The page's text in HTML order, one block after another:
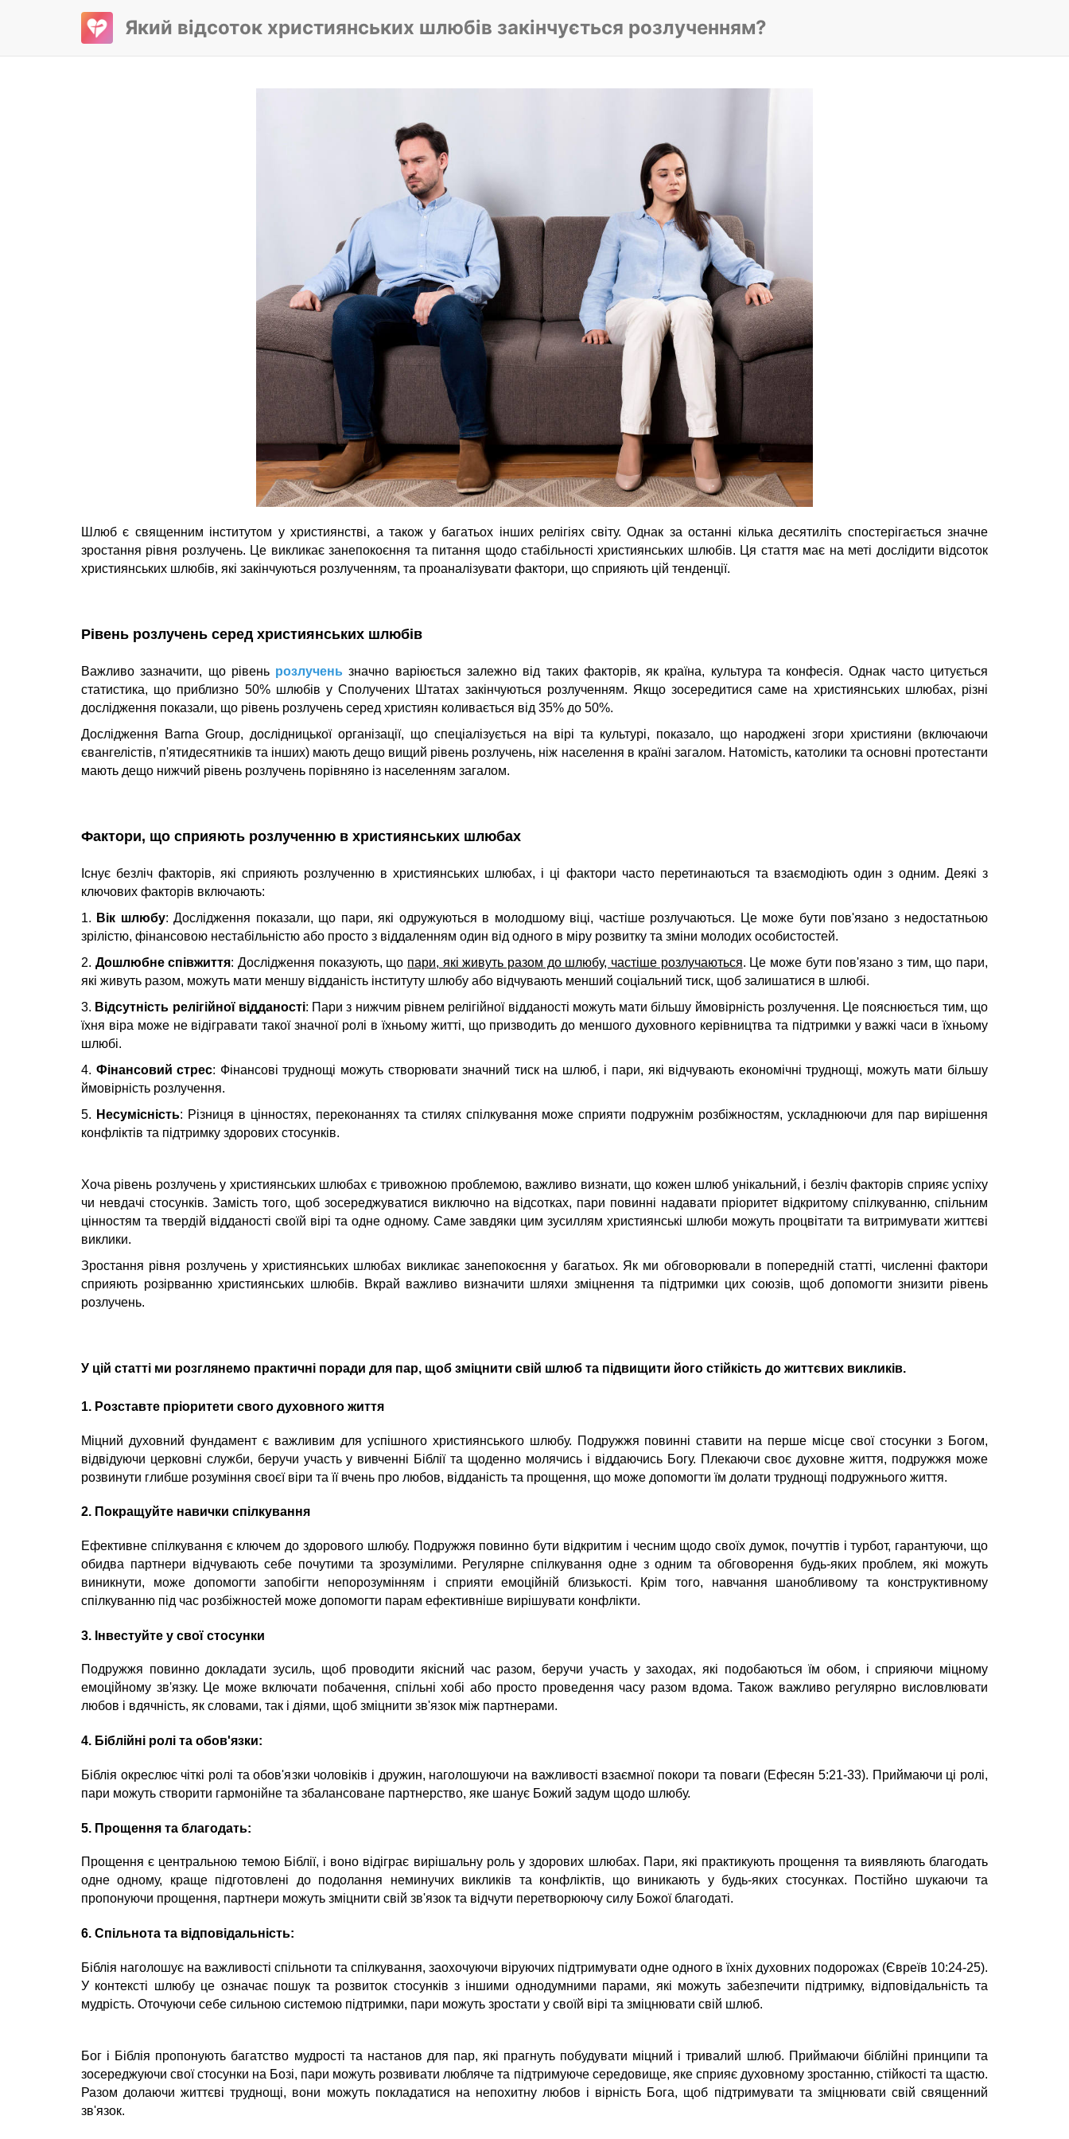
Який відсоток християнських шлюбів закінчується розлученням?
Шлюб є ​​священним інститутом у християнстві, а також у багатьох інших релігіях світу. Однак за останні кілька десятиліть спостерігається значне
зростання рівня розлучень. Це викликає занепокоєння та питання щодо стабільності християнських шлюбів. Ця стаття має на меті дослідити відсоток
християнських шлюбів, які закінчуються розлученням, та проаналізувати фактори, що сприяють цій тенденції.
Рівень розлучень серед християнських шлюбів
Важливо зазначити, що рівень розлучень значно варіюється залежно від таких факторів, як країна, культура та конфесія. Однак часто цитується
статистика, що приблизно 50% шлюбів у Сполучених Штатах закінчуються розлученням. Якщо зосередитися саме на християнських шлюбах, різні
дослідження показали, що рівень розлучень серед християн коливається від 35% до 50%.
Дослідження Barna Group, дослідницької організації, що спеціалізується на вірі та культурі, показало, що народжені згори християни (включаючи
євангелістів, п'ятидесятників та інших) мають дещо вищий рівень розлучень, ніж населення в країні загалом. Натомість, католики та основні протестанти
мають дещо нижчий рівень розлучень порівняно із населенням загалом.
Фактори, що сприяють розлученню в християнських шлюбах
Існує безліч факторів, які сприяють розлученню в християнських шлюбах, і ці фактори часто перетинаються та взаємодіють один з одним. Деякі з
ключових факторів включають:
1. Вік шлюбу: Дослідження показали, що пари, які одружуються в молодшому віці, частіше розлучаються. Це може бути пов'язано з недостатньою
зрілістю, фінансовою нестабільністю або просто з віддаленням один від одного в міру розвитку та зміни молодих особистостей.
2. Дошлюбне співжиття: Дослідження показують, що пари, які живуть разом до шлюбу, частіше розлучаються. Це може бути пов'язано з тим, що пари,
які живуть разом, можуть мати меншу відданість інституту шлюбу або відчувають менший соціальний тиск, щоб залишатися в шлюбі.
3. Відсутність релігійної відданості: Пари з нижчим рівнем релігійної відданості можуть мати більшу ймовірність розлучення. Це пояснюється тим, що
їхня віра може не відігравати такої значної ролі в їхньому житті, що призводить до меншого духовного керівництва та підтримки у важкі часи в їхньому
шлюбі.
4. Фінансовий стрес: Фінансові труднощі можуть створювати значний тиск на шлюб, і пари, які відчувають економічні труднощі, можуть мати більшу
ймовірність розлучення.
5. Несумісність: Різниця в цінностях, переконаннях та стилях спілкування може сприяти подружнім розбіжностям, ускладнюючи для пар вирішення
конфліктів та підтримку здорових стосунків.
Хоча рівень розлучень у християнських шлюбах є тривожною проблемою, важливо визнати, що кожен шлюб унікальний, і безліч факторів сприяє успіху
чи невдачі стосунків. Замість того, щоб зосереджуватися виключно на відсотках, пари повинні надавати пріоритет відкритому спілкуванню, спільним
цінностям та твердій відданості своїй вірі та одне одному. Саме завдяки цим зусиллям християнські шлюби можуть процвітати та витримувати життєві
виклики.
Зростання рівня розлучень у християнських шлюбах викликає занепокоєння у багатьох. Як ми обговорювали в попередній статті, численні фактори
сприяють розірванню християнських шлюбів. Вкрай важливо визначити шляхи зміцнення та підтримки цих союзів, щоб допомогти знизити рівень
розлучень.
У цій статті ми розглянемо практичні поради для пар, щоб зміцнити свій шлюб та підвищити його стійкість до життєвих викликів.
1. Розставте пріоритети свого духовного життя
Міцний духовний фундамент є важливим для успішного християнського шлюбу. Подружжя повинні ставити на перше місце свої стосунки з Богом,
відвідуючи церковні служби, беручи участь у вивченні Біблії та щоденно молячись і віддаючись Богу. Плекаючи своє духовне життя, подружжя може
розвинути глибше розуміння своєї віри та її вчень про любов, відданість та прощення, що може допомогти їм долати труднощі подружнього життя.
2. Покращуйте навички спілкування
Ефективне спілкування є ключем до здорового шлюбу. Подружжя повинно бути відкритим і чесним щодо своїх думок, почуттів і турбот, гарантуючи, що
обидва партнери відчувають себе почутими та зрозумілими. Регулярне спілкування одне з одним та обговорення будь-яких проблем, які можуть
виникнути, може допомогти запобігти непорозумінням і сприяти емоційній близькості. Крім того, навчання шанобливому та конструктивному
спілкуванню під час розбіжностей може допомогти парам ефективніше вирішувати конфлікти.
3. Інвестуйте у свої стосунки
Подружжя повинно докладати зусиль, щоб проводити якісний час разом, беручи участь у заходах, які подобаються їм обом, і сприяючи міцному
емоційному зв'язку. Це може включати побачення, спільні хобі або просто проведення часу разом вдома. Також важливо регулярно висловлювати
любов і вдячність, як словами, так і діями, щоб зміцнити зв'язок між партнерами.
4. Біблійні ролі та обов'язки:
Біблія окреслює чіткі ролі та обов'язки чоловіків і дружин, наголошуючи на важливості взаємної покори та поваги (Ефесян 5:21-33). Приймаючи ці ролі,
пари можуть створити гармонійне та збалансоване партнерство, яке шанує Божий задум щодо шлюбу.
5. Прощення та благодать:
Прощення є центральною темою Біблії, і воно відіграє вирішальну роль у здорових шлюбах. Пари, які практикують прощення та виявляють благодать
одне одному, краще підготовлені до подолання неминучих викликів та конфліктів, що виникають у будь-яких стосунках. Постійно шукаючи та
пропонуючи прощення, партнери можуть зміцнити свій зв'язок та відчути перетворюючу силу Божої благодаті.
6. Спільнота та відповідальність:
Біблія наголошує на важливості спільноти та спілкування, заохочуючи віруючих підтримувати одне одного в їхніх духовних подорожах (Євреїв 10:24-25).
У контексті шлюбу це означає пошук та розвиток стосунків з іншими однодумними парами, які можуть забезпечити підтримку, відповідальність та
мудрість. Оточуючи себе сильною системою підтримки, пари можуть зростати у своїй вірі та зміцнювати свій шлюб.
Бог і Біблія пропонують багатство мудрості та настанов для пар, які прагнуть побудувати міцний і тривалий шлюб. Приймаючи біблійні принципи та
зосереджуючи свої стосунки на Бозі, пари можуть розвивати любляче та підтримуюче середовище, яке сприяє духовному зростанню, стійкості та щастю.
Разом долаючи життєві труднощі, вони можуть покладатися на непохитну любов і вірність Бога, щоб підтримувати та зміцнювати свій священний
зв'язок.